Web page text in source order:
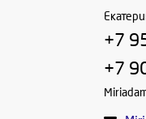
+7
+7